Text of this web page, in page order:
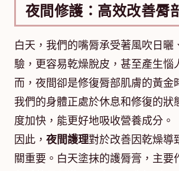
夜間修護：高效改善脣
白天，我們的嘴脣承受著風吹日曬
驗，更容易乾燥脫皮，甚至產生惱
而，夜間卻是修復脣部肌膚的黃金
我們的身體正處於休息和修復的狀
度加快，能更好地吸收營養成分。
因此， 夜間護理對於改善因乾燥導
關重要。白天塗抹的護脣膏，主要